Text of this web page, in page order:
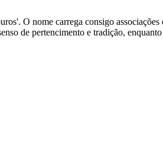
O nome carrega consigo
de pertencimento e tradição,